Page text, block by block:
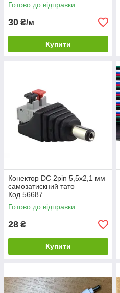
Готово до відправки
30 ₴/м
Купити
Конектор DC 2pin 5,5х2,1 мм
самозатискний тато
Код.56687
Готово до відправки
28 ₴
Купити